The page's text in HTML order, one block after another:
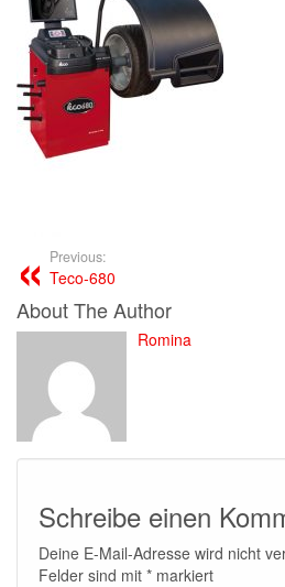
Previous:
Teco-680
About The Author
Romina
Schreibe einen
Deine E-Mail-Adresse wird nicht
Felder sind mit * markiert